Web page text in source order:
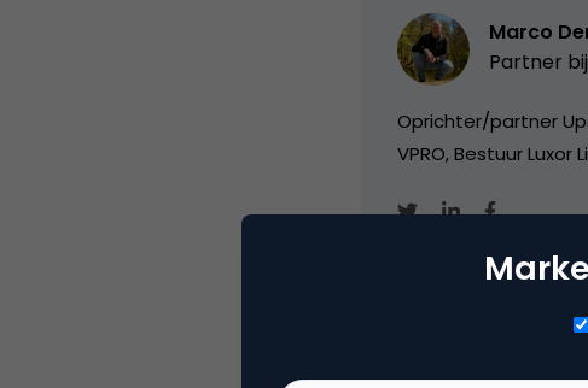
Marco
Partner bij
Oprichter/partner
VPRO, Bestuur